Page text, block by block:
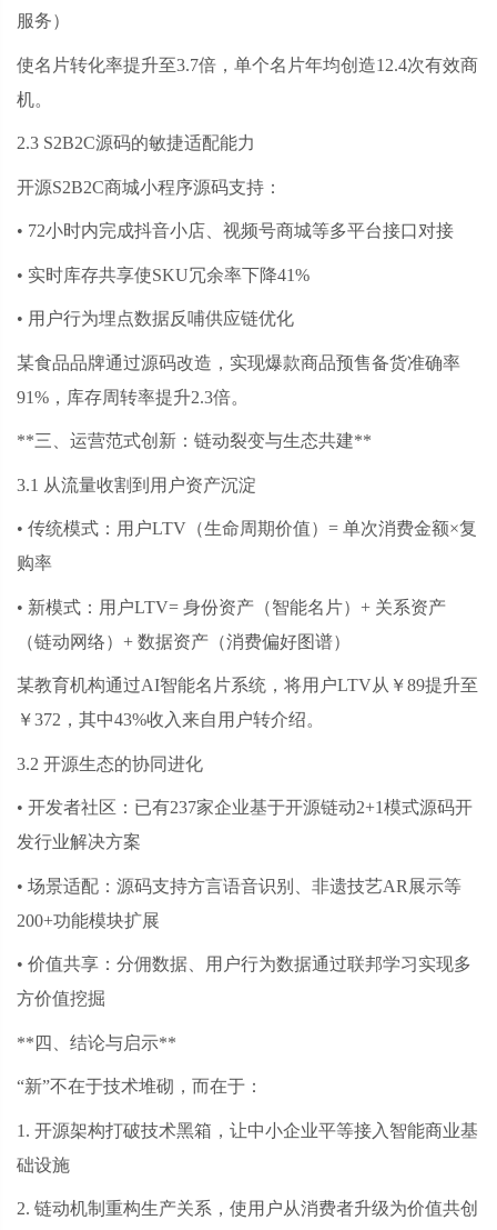
服务）
使名片转化率提升至3.7倍，单个名片年均创造12.4次有效商
机。
2.3 S2B2C源码的敏捷适配能力
开源S2B2C商城小程序源码支持：
• 72小时内完成抖音小店、视频号商城等多平台接口对接
• 实时库存共享使SKU冗余率下降41%
• 用户行为埋点数据反哺供应链优化
某食品品牌通过源码改造，实现爆款商品预售备货准确率
91%，库存周转率提升2.3倍。
**三、运营范式创新：链动裂变与生态共建**
3.1 从流量收割到用户资产沉淀
• 传统模式：用户LTV（生命周期价值）= 单次消费金额×复
购率
• 新模式：用户LTV= 身份资产（智能名片）+ 关系资产
（链动网络）+ 数据资产（消费偏好图谱）
某教育机构通过AI智能名片系统，将用户LTV从￥89提升至
￥372，其中43%收入来自用户转介绍。
3.2 开源生态的协同进化
• 开发者社区：已有237家企业基于开源链动2+1模式源码开
发行业解决方案
• 场景适配：源码支持方言语音识别、非遗技艺AR展示等
200+功能模块扩展
• 价值共享：分佣数据、用户行为数据通过联邦学习实现多
方价值挖掘
**四、结论与启示**
“新”不在于技术堆砌，而在于：
1. 开源架构打破技术黑箱，让中小企业平等接入智能商业基
础设施
2. 链动机制重构生产关系，使用户从消费者升级为价值共创